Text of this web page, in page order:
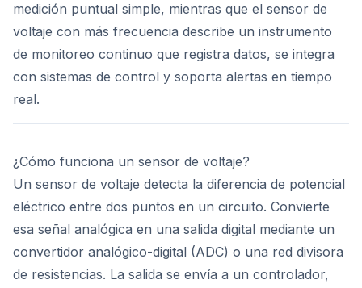
medición puntual simple, mientras que el sensor de
voltaje con más frecuencia describe un instrumento
de monitoreo continuo que registra datos, se integra
con sistemas de control y soporta alertas en tiempo
real.
¿Cómo funciona un sensor de voltaje?
Un sensor de voltaje detecta la diferencia de potencial
eléctrico entre dos puntos en un circuito. Convierte
esa señal analógica en una salida digital mediante un
convertidor analógico-digital (ADC) o una red divisora
de resistencias. La salida se envía a un controlador,